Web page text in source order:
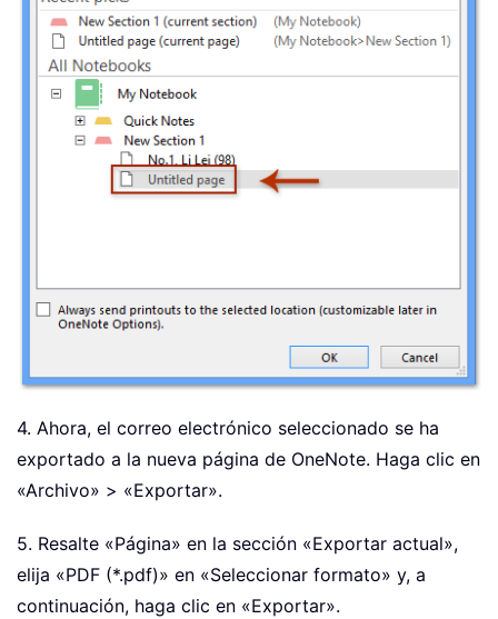
4. Ahora, el correo electrónico seleccionado se ha
exportado a la nueva página de OneNote. Haga clic en
«Archivo» > «Exportar».
5. Resalte «Página» en la sección «Exportar actual»,
elija «PDF (*.pdf)» en «Seleccionar formato» y, a
continuación, haga clic en «Exportar».